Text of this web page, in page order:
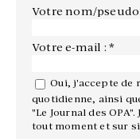
Votre nom/pseudo
Votre e-mail : *
Oui, j'accepte de
quotidienne, ainsi
"Le Journal des
tout moment et sur